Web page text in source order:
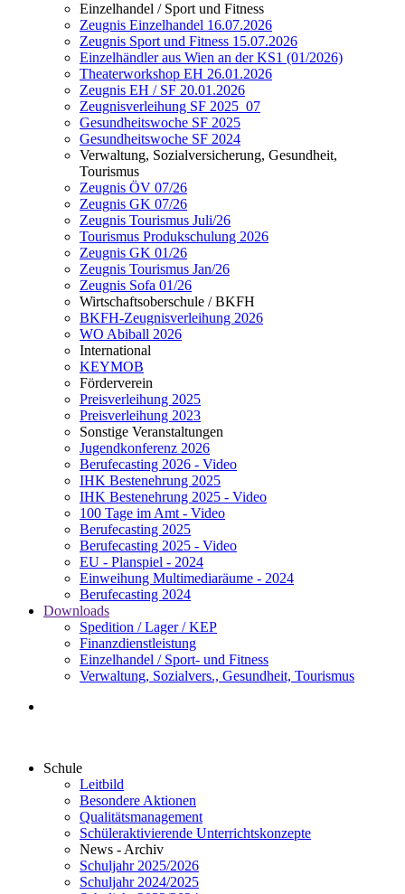
Einzelhandel / Sport und Fitness
Zeugnis Einzelhandel 16.07.2026
Zeugnis Sport und Fitness 15.07.2026
Einzelhändler aus Wien an der KS1 (01/2026)
Theaterworkshop EH 26.01.2026
Zeugnis EH / SF 20.01.2026
Zeugnisverleihung SF 2025_07
Gesundheitswoche SF 2025
Gesundheitswoche SF 2024
Verwaltung, Sozialversicherung, Gesundheit,
Tourismus
Zeugnis ÖV 07/26
Zeugnis GK 07/26
Zeugnis Tourismus Juli/26
Tourismus Produkschulung 2026
Zeugnis GK 01/26
Zeugnis Tourismus Jan/26
Zeugnis Sofa 01/26
Wirtschaftsoberschule / BKFH
BKFH-Zeugnisverleihung 2026
WO Abiball 2026
International
KEYMOB
Förderverein
Preisverleihung 2025
Preisverleihung 2023
Sonstige Veranstaltungen
Jugendkonferenz 2026
Berufecasting 2026 - Video
IHK Bestenehrung 2025
IHK Bestenehrung 2025 - Video
100 Tage im Amt - Video
Berufecasting 2025
Berufecasting 2025 - Video
EU - Planspiel - 2024
Einweihung Multimediaräume - 2024
Berufecasting 2024
Downloads
Spedition / Lager / KEP
Finanzdienstleistung
Einzelhandel / Sport- und Fitness
Verwaltung, Sozialvers., Gesundheit, Tourismus
Schule
Leitbild
Besondere Aktionen
Qualitätsmanagement
Schüleraktivierende Unterrichtskonzepte
News - Archiv
Schuljahr 2025/2026
Schuljahr 2024/2025